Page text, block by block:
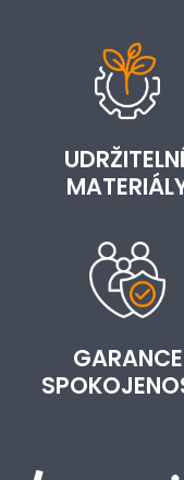
GARANCE